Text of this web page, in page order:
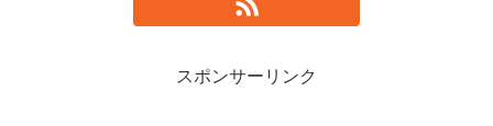
スポンサーリンク